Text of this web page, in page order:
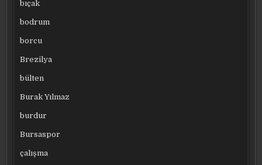
bıçak
bodrum
borcu
Brezilya
bülten
Burak Yılmaz
burdur
Bursaspor
çalışma